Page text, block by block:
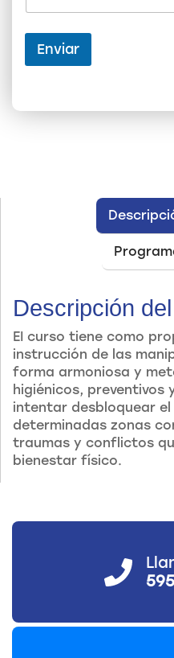
r
r
o
Enviar
Descripción
EI curso tiene como
instrucción de las
forma armoniosa y
higiénicos,
intentar desbloquear
determinadas zonas
traumas y conflictos
bienestar físico.